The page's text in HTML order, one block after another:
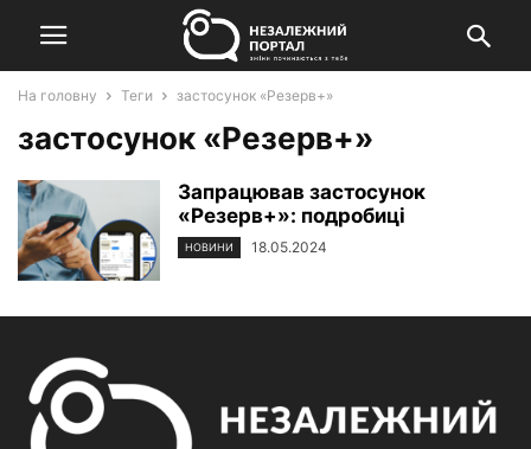
На головну Теги застосунок «Резерв+»
застосунок «Резерв+»
Запрацював застосунок
«Резерв+»: подробиці
НОВИНИ 18.05.2024